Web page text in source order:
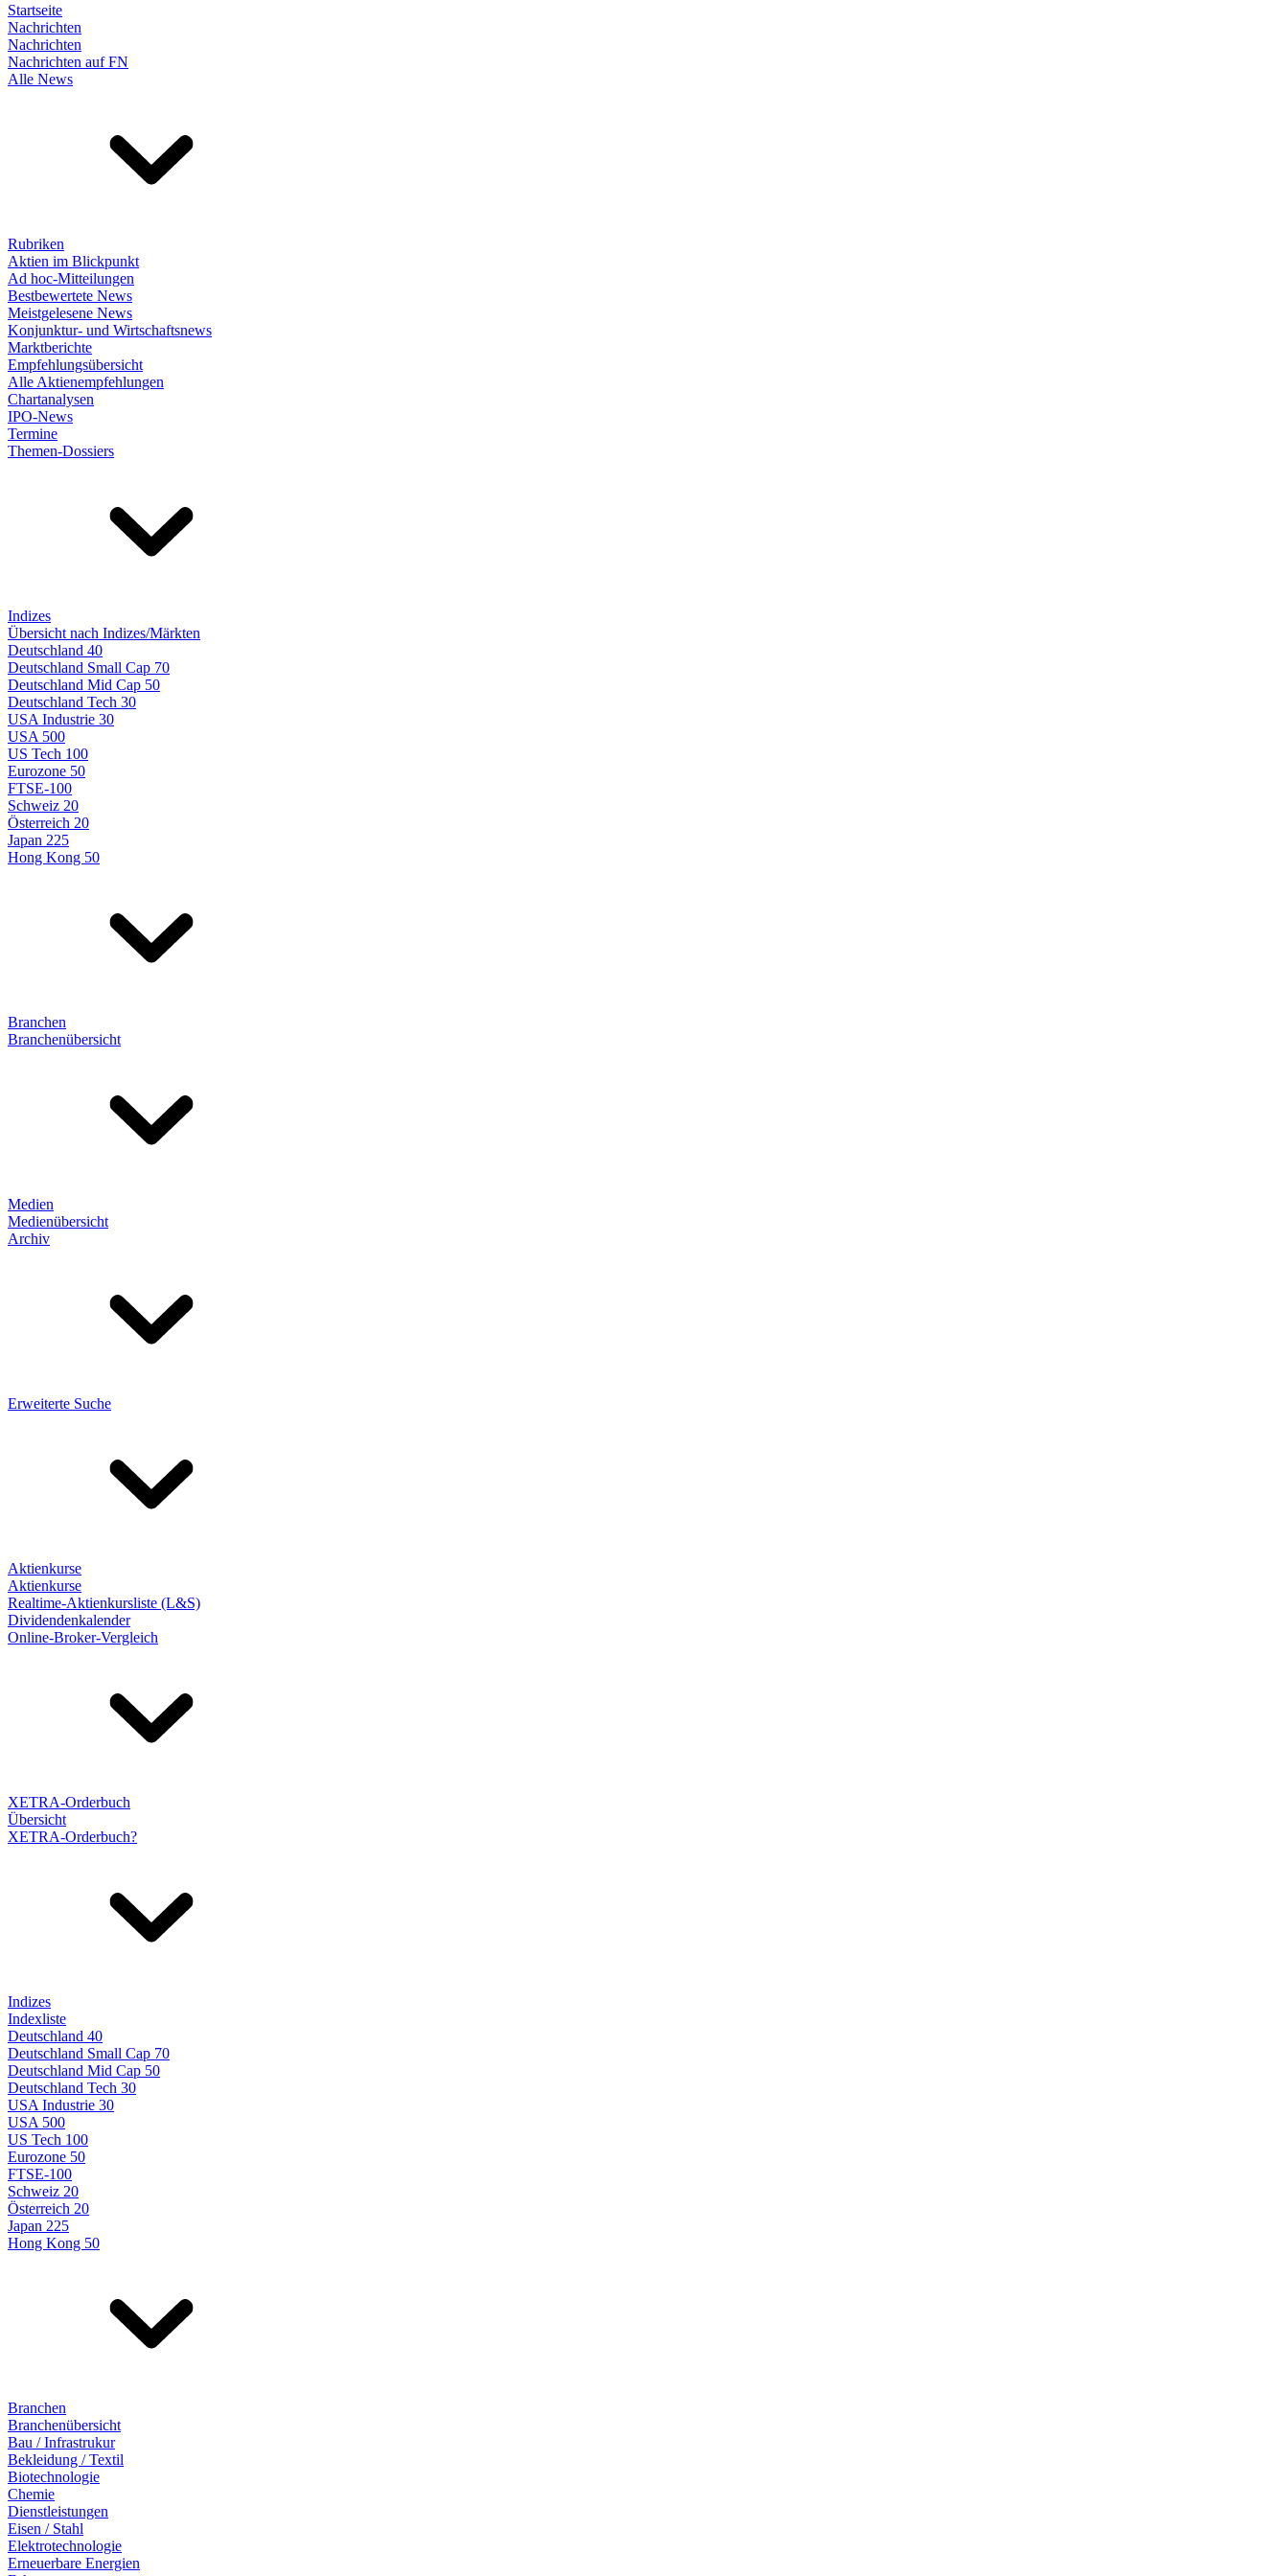
Startseite
Nachrichten
Nachrichten
Nachrichten auf FN
Alle News
Rubriken
Aktien im Blickpunkt
Ad hoc-Mitteilungen
Bestbewertete News
Meistgelesene News
Konjunktur- und Wirtschaftsnews
Marktberichte
Empfehlungsübersicht
Alle Aktienempfehlungen
Chartanalysen
IPO-News
Termine
Themen-Dossiers
Indizes
Übersicht nach Indizes/Märkten
Deutschland 40
Deutschland Small Cap 70
Deutschland Mid Cap 50
Deutschland Tech 30
USA Industrie 30
USA 500
US Tech 100
Eurozone 50
FTSE-100
Schweiz 20
Österreich 20
Japan 225
Hong Kong 50
Branchen
Branchenübersicht
Medien
Medienübersicht
Archiv
Erweiterte Suche
Aktienkurse
Aktienkurse
Realtime-Aktienkursliste (L&S)
Dividendenkalender
Online-Broker-Vergleich
XETRA-Orderbuch
Übersicht
XETRA-Orderbuch?
Indizes
Indexliste
Deutschland 40
Deutschland Small Cap 70
Deutschland Mid Cap 50
Deutschland Tech 30
USA Industrie 30
USA 500
US Tech 100
Eurozone 50
FTSE-100
Schweiz 20
Österreich 20
Japan 225
Hong Kong 50
Branchen
Branchenübersicht
Bau / Infrastrukur
Bekleidung / Textil
Biotechnologie
Chemie
Dienstleistungen
Eisen / Stahl
Elektrotechnologie
Erneuerbare Energien